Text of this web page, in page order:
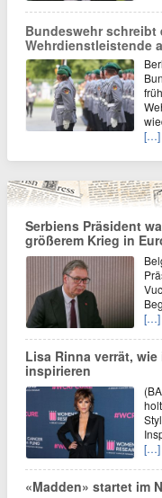
Bundeswehr schreibt
Wehrdienstleistende
[…]
Serbiens Präsident
größerem Krieg in
[…]
Lisa Rinna verrät,
inspirieren
[…]
«Madden» startet im